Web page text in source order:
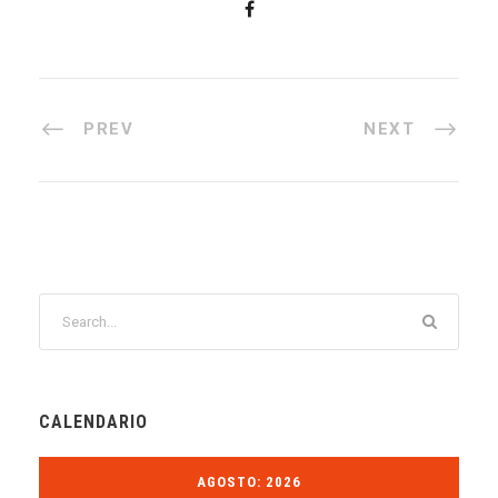
PREV NEXT
CALENDARIO
AGOSTO: 2026